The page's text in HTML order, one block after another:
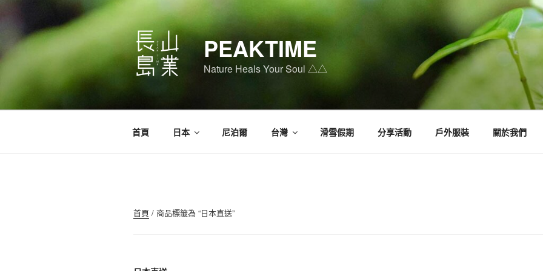
PEAKTIME
Nature Heals Your Soul △△
首頁 日本 尼泊爾 台灣 滑雪假期 分享活動 戶外服裝 關於我們
首頁 / 商品標籤為 “日本直送”